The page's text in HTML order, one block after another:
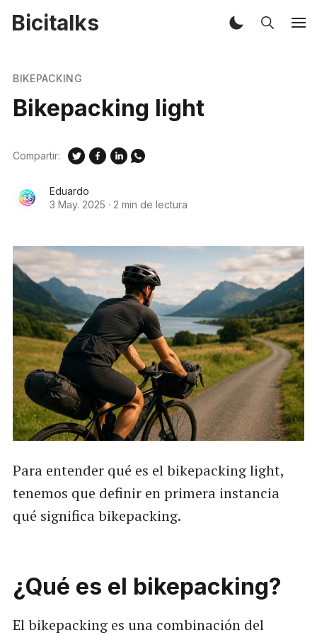
Bicitalks
BIKEPACKING
Bikepacking light
Eduardo
3 May. 2025 · 2 min de lectura
Compartir:
Para entender qué es el bikepacking light,
tenemos que definir en primera instancia
qué significa bikepacking.
¿Qué es el bikepacking?
El bikepacking es una combinación del